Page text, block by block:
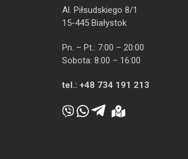
Al. Piłsudskiego 8/1
15-445 Białystok
Pn. – Pt.: 7:00 – 20:00
Sobota: 8:00 – 16:00
tel.: +48 734 191 213